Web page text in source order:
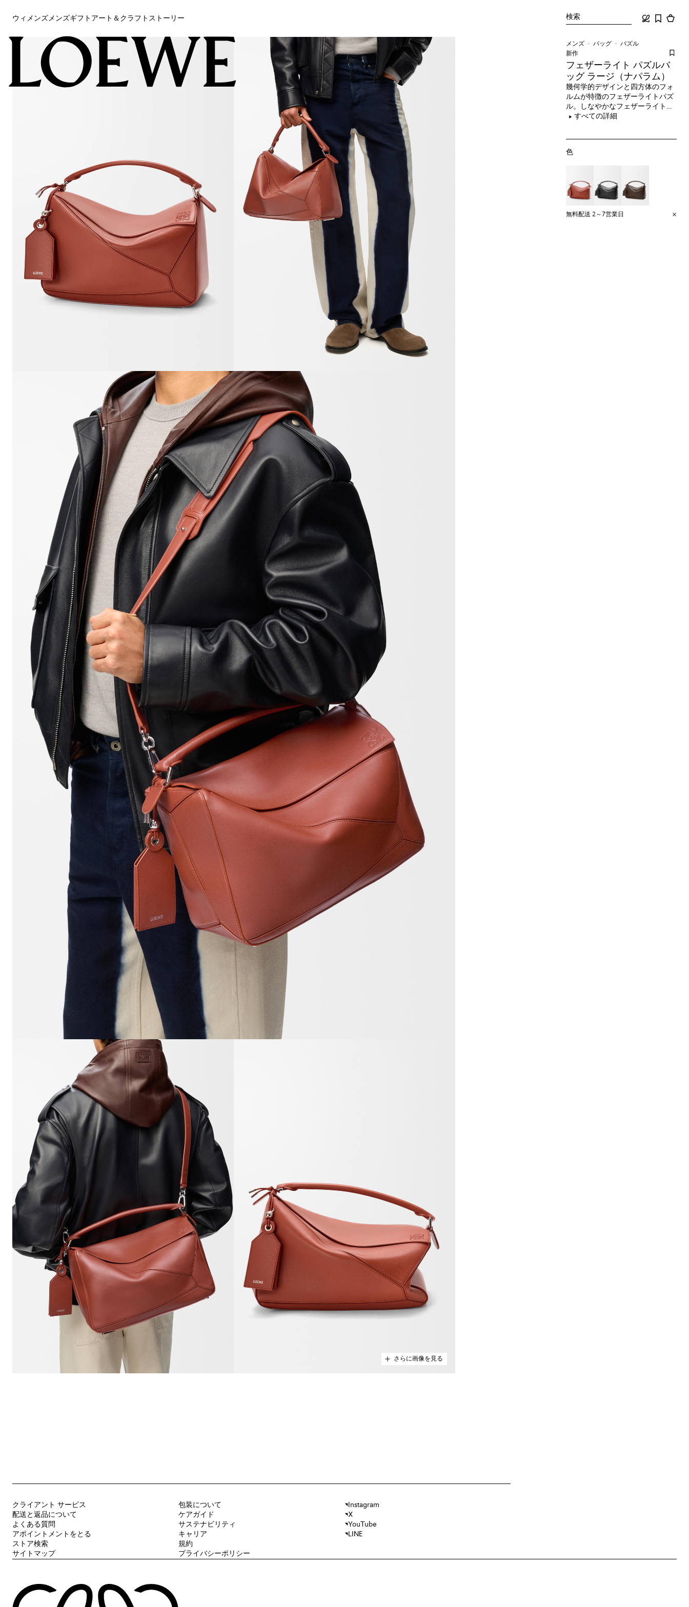
ウィメンズ メンズギフト アート＆クラフト ストーリー 検索
ウィメンズ
アート＆クラフト
さらに画像を見る
メンズ バッグ
パズル
新作​
フェザーライト パズルバ
ッグ ラージ（ナパラム）
幾何学的デザインと四方体のフォ
ルムが特徴のフェザーライトパズ
ル。しなやかなフェザーライトナ
パを採用し、やわらかにたわみま
すべての詳細
色
無料配送 2～7営業日
クライアント サービス
配送と返品について
よくある質問
アポイントメントをとる
ストア検索
サイトマップ
包装について
ケアガイド
サステナビリティ
キャリア
規約
プライバシーポリシー
Instagram
X
YouTube
LINE